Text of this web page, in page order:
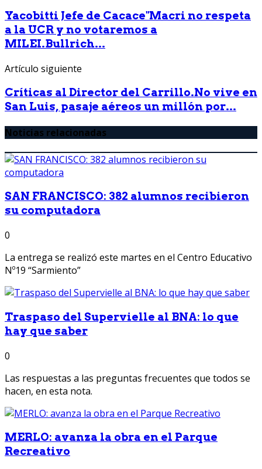
Yacobitti Jefe de Cacace"Macri no respeta
a la UCR y no votaremos a
MILEI.Bullrich...
Artículo siguiente
Críticas al Director del Carrillo.No vive en
San Luis, pasaje aéreos un millón por...
Noticias relacionadas
SAN FRANCISCO: 382 alumnos recibieron
su computadora
0
La entrega se realizó este martes en el Centro Educativo
Nº19 “Sarmiento”
Traspaso del Supervielle al BNA: lo que
hay que saber
0
Las respuestas a las preguntas frecuentes que todos se
hacen, en esta nota.
MERLO: avanza la obra en el Parque
Recreativo